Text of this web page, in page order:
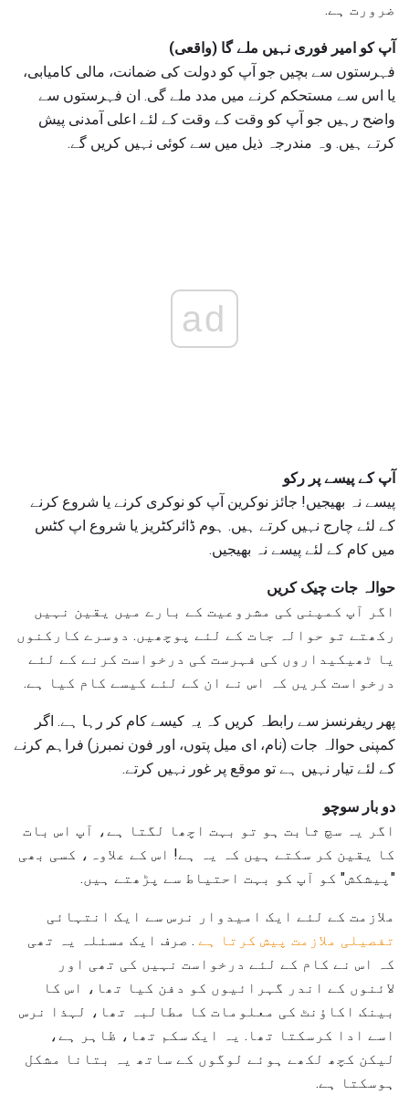
ضرورت ہے.
آپ کو امیر فوری نہیں ملے گا (واقعی)
فہرستوں سے بچیں جو آپ کو دولت کی ضمانت، مالی کامیابی،
یا اس سے مستحکم کرنے میں مدد ملے گی. ان فہرستوں سے
واضح رہیں جو آپ کو وقت کے وقت کے لئے اعلی آمدنی پیش
کرتے ہیں. وہ مندرجہ ذیل میں سے کوئی نہیں کریں گے.
ad
آپ کے پیسے پر رکو
پیسے نہ بھیجیں! جائز نوکرین آپ کو نوکری کرنے یا شروع کرنے
کے لئے چارج نہیں کرتے ہیں. ہوم ڈائرکٹریز یا شروع اپ کٹس
میں کام کے لئے پیسے نہ بھیجیں.
حوالہ جات چیک کریں
اگر آپ کمپنی کی مشروعیت کے بارے میں یقین نہیں
رکھتے تو حوالہ جات کے لئے پوچھیں. دوسرے کارکنوں
یا ٹھیکیداروں کی فہرست کی درخواست کرنے کے لئے
درخواست کریں کہ اس نے ان کے لئے کیسے کام کیا ہے.
پھر ریفرنسز سے رابطہ کریں کہ یہ کیسے کام کر رہا ہے. اگر
کمپنی حوالہ جات (نام، ای میل پتوں، اور فون نمبرز) فراہم کرنے
کے لئے تیار نہیں ہے تو موقع پر غور نہیں کرتے.
دو بار سوچو
اگر یہ سچ ثابت ہو تو بہت اچھا لگتا ہے، آپ اس بات
کا یقین کر سکتے ہیں کہ یہ ہے! اس کے علاوہ، کسی بھی
"پیشکش" کو آپ کو بہت احتیاط سے پڑھتے ہیں.
ملازمت کے لئے ایک امیدوار نرس سے ایک انتہائی
تفصیلی ملازمت پیش کرتا ہے . صرف ایک مسئلہ یہ تھی
کہ اس نے کام کے لئے درخواست نہیں کی تھی اور
لائنوں کے اندر گہرائیوں کو دفن کیا تھا، اس کا
بینک اکاؤنٹ کی معلومات کا مطالبہ تھا، لہذا نرس
اسے ادا کرسکتا تھا. یہ ایک سکم تھا، ظاہر ہے،
لیکن کچھ لکھے ہوئے لوگوں کے ساتھ یہ بتانا مشکل
ہوسکتا ہے.